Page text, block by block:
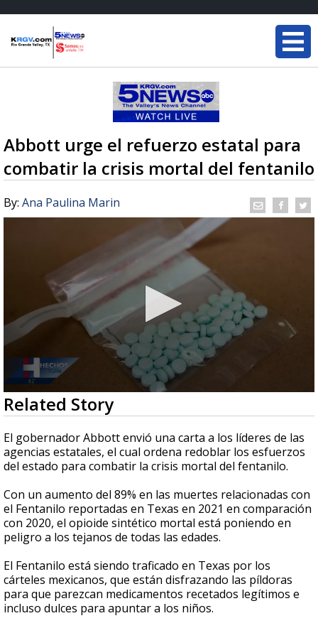
Abbott urge el refuerzo estatal para
combatir la crisis mortal del fentanilo
By: Ana Paulina Marin
0
seconds
of
3
minutes,
14
seconds
Related Story
El gobernador Abbott envió una carta a los líderes de las
agencias estatales, el cual ordena redoblar los esfuerzos
del estado para combatir la crisis mortal del fentanilo.
Con un aumento del 89% en las muertes relacionadas con
el Fentanilo reportadas en Texas en 2021 en comparación
con 2020, el opioide sintético mortal está poniendo en
peligro a los tejanos de todas las edades.
El Fentanilo está siendo traficado en Texas por los
cárteles mexicanos, que están disfrazando las píldoras
para que parezcan medicamentos recetados legítimos e
incluso dulces para apuntar a los niños.